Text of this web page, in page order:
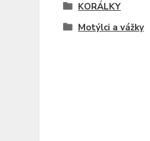
KORÁLKY
Motýlci a vážky